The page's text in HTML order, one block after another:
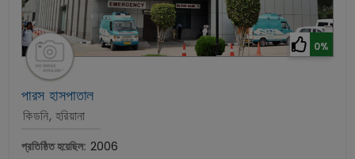
0%
পারস হাসপাতাল
কিডনি, হরিয়ানা
প্রতিষ্ঠিত হয়েছিল: 2006